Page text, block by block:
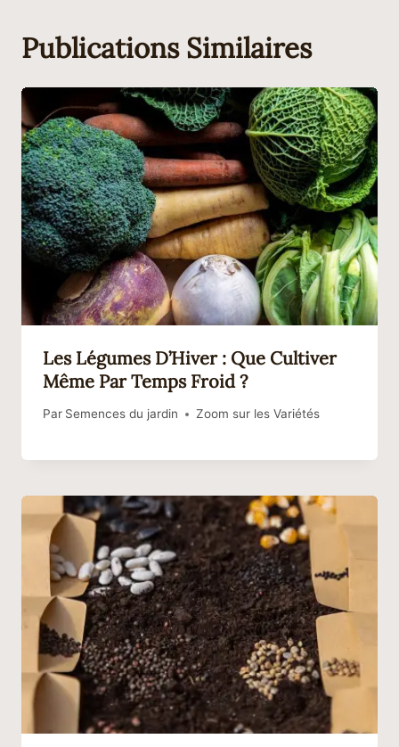
Publications Similaires
Les Légumes D’Hiver : Que Cultiver
Même Par Temps Froid ?
Par Semences du jardin Zoom sur les Variétés